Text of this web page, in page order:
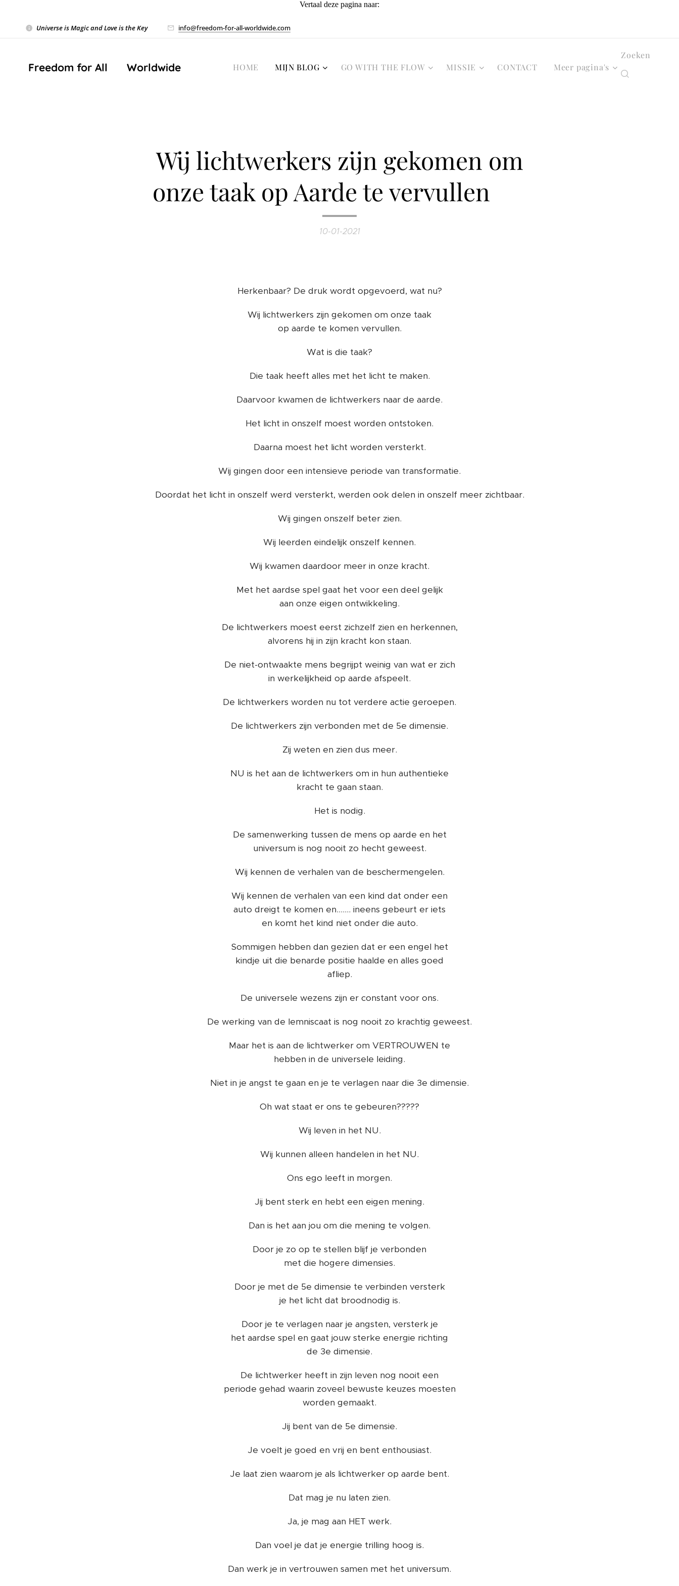
Vertaal deze pagina naar:
Universe is Magic and Love is the Key❤️ info@freedom-for-all-worldwide.com
Freedom for All ❤️ Worldwide HOME MIJN BLOG GO WITH THE FLOW MISSIE CONTACT Meer pagina's
Zoeken
Wij lichtwerkers zijn gekomen om
onze taak op Aarde te vervullen ❤️
10-01-2021
Herkenbaar? De druk wordt opgevoerd, wat nu?
Wij lichtwerkers zijn gekomen om onze taak
op aarde te komen vervullen.
Wat is die taak?
Die taak heeft alles met het licht te maken.
Daarvoor kwamen de lichtwerkers naar de aarde.
Het licht in onszelf moest worden ontstoken.
Daarna moest het licht worden versterkt.
Wij gingen door een intensieve periode van transformatie.
Doordat het licht in onszelf werd versterkt, werden ook delen in onszelf meer zichtbaar.
Wij gingen onszelf beter zien.
Wij leerden eindelijk onszelf kennen.
Wij kwamen daardoor meer in onze kracht.
Met het aardse spel gaat het voor een deel gelijk
aan onze eigen ontwikkeling.
De lichtwerkers moest eerst zichzelf zien en herkennen,
alvorens hij in zijn kracht kon staan.
De niet-ontwaakte mens begrijpt weinig van wat er zich
in werkelijkheid op aarde afspeelt.
De lichtwerkers worden nu tot verdere actie geroepen.
De lichtwerkers zijn verbonden met de 5e dimensie.
Zij weten en zien dus meer.
NU is het aan de lichtwerkers om in hun authentieke
kracht te gaan staan.
Het is nodig.
De samenwerking tussen de mens op aarde en het
universum is nog nooit zo hecht geweest.
Wij kennen de verhalen van de beschermengelen.
Wij kennen de verhalen van een kind dat onder een
auto dreigt te komen en....... ineens gebeurt er iets
en komt het kind niet onder die auto.
Sommigen hebben dan gezien dat er een engel het
kindje uit die benarde positie haalde en alles goed
afliep.
De universele wezens zijn er constant voor ons.
De werking van de lemniscaat is nog nooit zo krachtig geweest.
Maar het is aan de lichtwerker om VERTROUWEN te
hebben in de universele leiding.
Niet in je angst te gaan en je te verlagen naar die 3e dimensie.
Oh wat staat er ons te gebeuren?????
Wij leven in het NU.
Wij kunnen alleen handelen in het NU.
Ons ego leeft in morgen.
Jij bent sterk en hebt een eigen mening.
Dan is het aan jou om die mening te volgen.
Door je zo op te stellen blijf je verbonden
met die hogere dimensies.
Door je met de 5e dimensie te verbinden versterk
je het licht dat broodnodig is.
Door je te verlagen naar je angsten, versterk je
het aardse spel en gaat jouw sterke energie richting
de 3e dimensie.
De lichtwerker heeft in zijn leven nog nooit een
periode gehad waarin zoveel bewuste keuzes moesten
worden gemaakt.
Jij bent van de 5e dimensie.
Je voelt je goed en vrij en bent enthousiast.
Je laat zien waarom je als lichtwerker op aarde bent.
Dat mag je nu laten zien.
Ja, je mag aan HET werk.
Dan voel je dat je energie trilling hoog is.
Dan werk je in vertrouwen samen met het universum.